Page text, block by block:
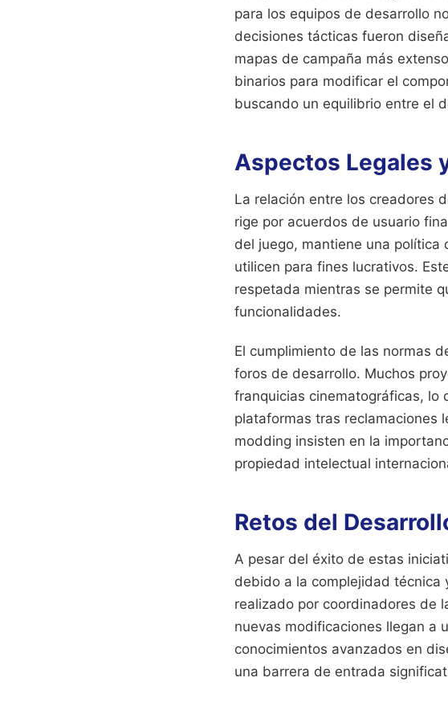
para los equipos de desarrollo
decisiones tácticas fueron
mapas de campaña más
binarios para modificar el
buscando un equilibrio entre el
Aspectos Legales
La relación entre los creadores
rige por acuerdos de usuario
del juego, mantiene una política
utilicen para fines lucrativos.
respetada mientras se permite
funcionalidades.
El cumplimiento de las normas
foros de desarrollo. Muchos
franquicias cinematográficas, lo
plataformas tras reclamaciones
modding insisten en la
propiedad intelectual
Retos del
A pesar del éxito de estas
debido a la complejidad técnica
realizado por coordinadores de
nuevas modificaciones llegan a
conocimientos avanzados en
una barrera de entrada